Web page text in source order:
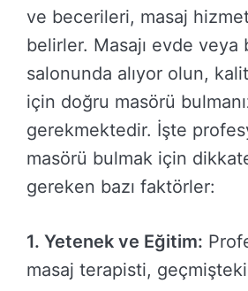
ve becerileri, masaj
belirler. Masajı evde veya
salonunda alıyor olun,
için doğru masörü
gerekmektedir. İşte
masörü bulmak için
gereken bazı faktörler:
1. Yetenek ve Eğitim:
masaj terapisti,